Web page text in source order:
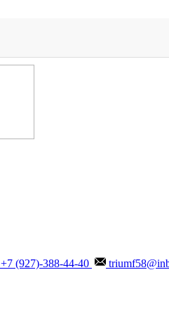
+7 (927)-388-44-40